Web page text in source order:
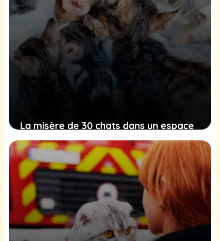
La misère de 30 chats dans un espace
insuffisant en Bourgogne-Franche-
Comté révélée
27 janvier 2025